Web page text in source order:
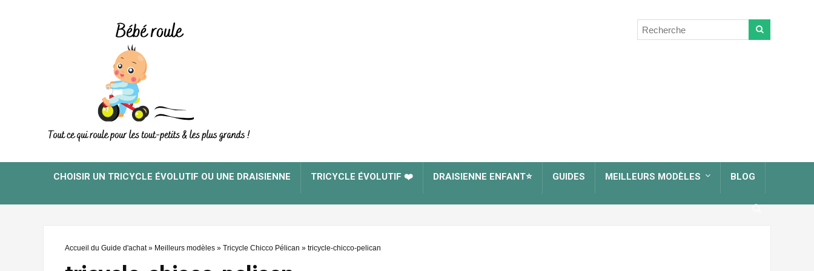
CHOISIR UN TRICYCLE ÉVOLUTIF OU UNE DRAISIENNE TRICYCLE ÉVOLUTIF ❤️ DRAISIENNE ENFANT⭐ GUIDES MEILLEURS MODÈLES BLOG
Accueil du Guide d'achat» Meilleurs modèles » Tricycle Chicco Pélican » tricycle-chicco-pelican